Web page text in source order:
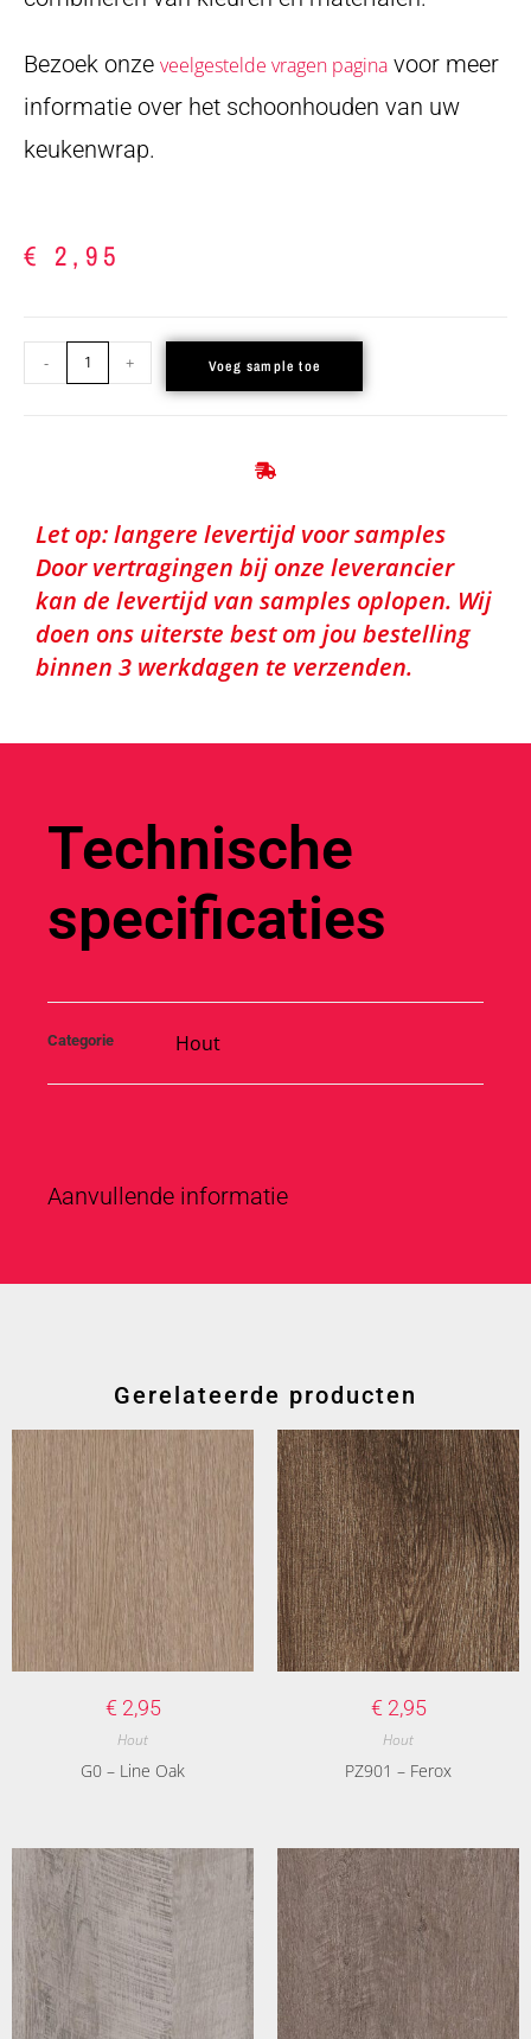
Bezoek onze veelgestelde vragen pagina voor meer
informatie over het schoonhouden van uw
keukenwrap.
€ 2,95
- + Voeg sample toe
Let op: langere levertijd voor samples
Door vertragingen bij onze leverancier
kan de levertijd van samples oplopen. Wij
doen ons uiterste best om jou bestelling
binnen 3 werkdagen te verzenden.
Technische
specificaties
Categorie Hout
Aanvullende informatie
Gerelateerde producten
€ 2,95
Hout
G0 – Line Oak
€ 2,95
Hout
PZ901 – Ferox